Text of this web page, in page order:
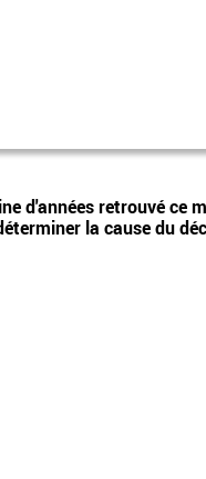
d'années retrouvé ce
la cause du